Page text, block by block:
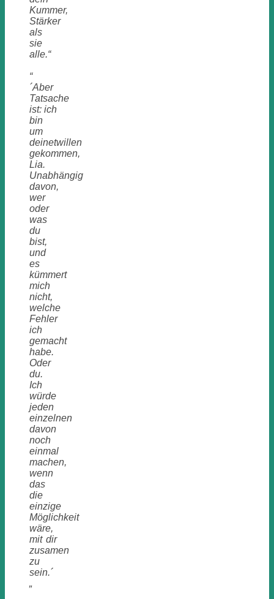
Kummer,
Stärker
als
sie
alle.“
“
´Aber
Tatsache
ist: ich
bin
um
deinetwillen
gekommen,
Lia.
Unabhängig
davon,
wer
oder
was
du
bist,
und
es
kümmert
mich
nicht,
welche
Fehler
ich
gemacht
habe.
Oder
du.
Ich
würde
jeden
einzelnen
davon
noch
einmal
machen,
wenn
das
die
einzige
Möglichkeit
wäre,
mit dir
zusamen
zu
sein.´
„